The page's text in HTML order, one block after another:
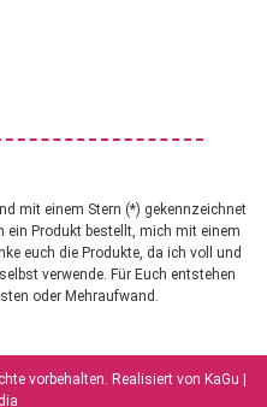
mit einem Stern (*) gekennzeichnet
Produkt bestellt, mich mit einem
euch die Produkte, da ich voll und
verwende. Für Euch entstehen
oder Mehraufwand.
vorbehalten. Realisiert von KaGu |